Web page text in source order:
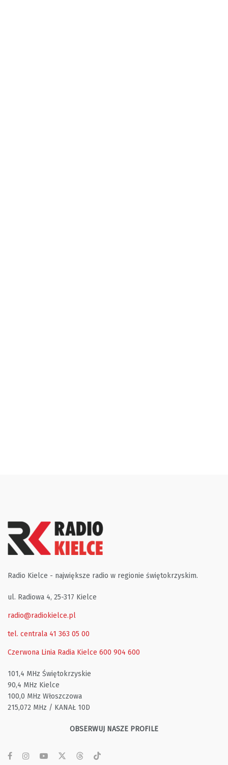
Radio Kielce - największe radio w regionie świętokrzyskim.
ul. Radiowa 4, 25-317 Kielce
radio@radiokielce.pl
tel. centrala 41 363 05 00
Czerwona Linia Radia Kielce 600 904 600
101,4 MHz Świętokrzyskie
90,4 MHz Kielce
100,0 MHz Włoszczowa
215,072 MHz / KANAŁ 10D
OBSERWUJ NASZE PROFILE